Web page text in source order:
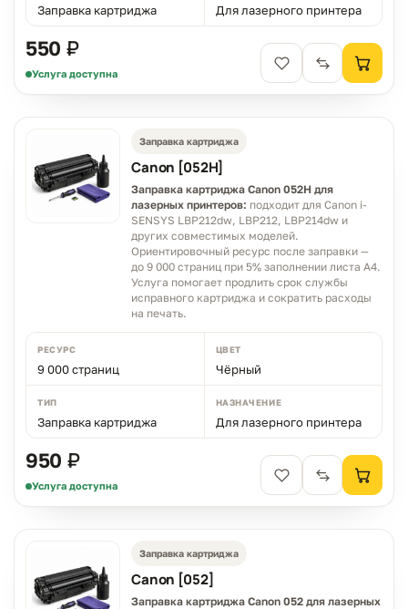
Заправка картриджа Для лазерного принтера
550 ₽
Услуга доступна
Заправка картриджа
Canon [052H]
Заправка картриджа Canon 052H для
лазерных принтеров: подходит для Canon i-
SENSYS LBP212dw, LBP212, LBP214dw и
других совместимых моделей.
Ориентировочный ресурс после заправки —
до 9 000 страниц при 5% заполнении листа A4.
Услуга помогает продлить срок службы
исправного картриджа и сократить расходы
на печать.
РЕСУРС
9 000 страниц
ЦВЕТ
Чёрный
ТИП
Заправка картриджа
НАЗНАЧЕНИЕ
Для лазерного принтера
950 ₽
Услуга доступна
Заправка картриджа
Canon [052]
Заправка картриджа Canon 052 для лазерных